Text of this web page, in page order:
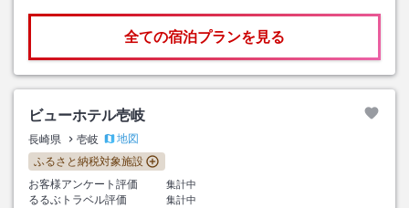
全ての宿泊プランを見る
ビューホテル壱岐
長崎県 壱岐
地図
ふるさと納税対象施設
お客様アンケート評価
集計中
るるぶトラベル評価
集計中